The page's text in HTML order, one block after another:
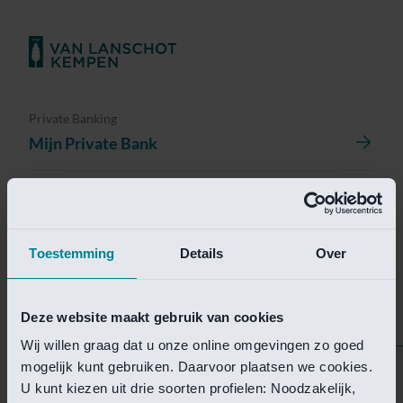
Toestemming Details Over
Deze website maakt gebruik van cookies
Wij willen graag dat u onze online omgevingen zo goed
mogelijk kunt gebruiken. Daarvoor plaatsen we cookies.
U kunt kiezen uit drie soorten profielen: Noodzakelijk,
Private Banking
Mijn Private Bank
Helaas is deze pagina